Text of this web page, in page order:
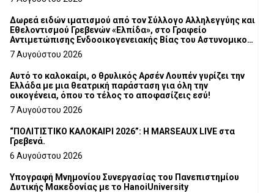
Δωρεά ειδών ιματισμού από τον Σύλλογο Αλληλεγγύης και
Εθελοντισμού Γρεβενών «Ελπίδα», στο Γραφείο
Αντιμετώπισης Ενδοοικογενειακής Βίας του Αστυνομικού
Τμήματος Γρεβενών
7 Αυγούστου 2026
Αυτό το καλοκαίρι, ο θρυλικός Αρσέν Λουπέν γυρίζει την
Ελλάδα με μια θεατρική παράσταση για όλη την
οικογένεια, όπου το τέλος το αποφασίζεις εσύ!
7 Αυγούστου 2026
“ΠΟΛΙΤΙΣΤΙΚΟ ΚΑΛΟΚΑΙΡΙ 2026”: Η MARSEAUX LIVE στα
Γρεβενά.
6 Αυγούστου 2026
Υπογραφή Μνημονίου Συνεργασίας του Πανεπιστημίου
Δυτικής Μακεδονίας με το HanoiUniversity